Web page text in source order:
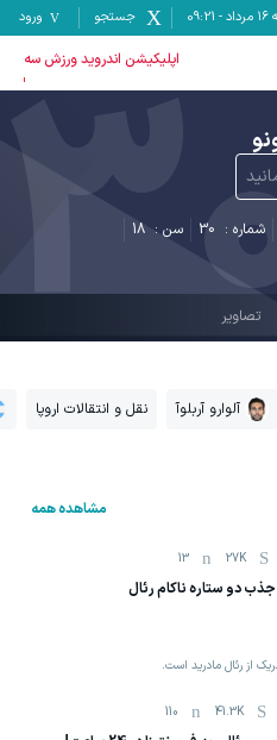
-
09:21 جستجو ورود
اپلیکیشن اندروید ورزش سه
شماره : 30 سن : 18
تصاویر
آلوارو آربلوآ نقل و انتقالات اروپا
مشاهده همه
27K
13
جذب دو ستاره ناکام رئال
از رئال مادرید است.
41.3K
110